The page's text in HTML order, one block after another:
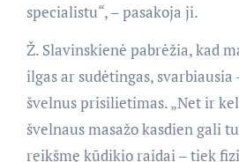
specialistu“, – pasakoja ji.
Ž. Slavinskienė pabrėžia, kad
ilgas ar sudėtingas,
švelnus prisilietimas. „Net ir
švelnaus masažo kasdien gali
reikšmę kūdikio raidai – tiek